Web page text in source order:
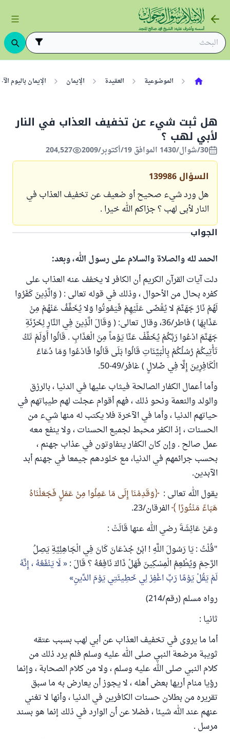
الموضوعية العقيدة الإيمان الإيمان باليوم
هل ثبت شيء عن تخفيف العذاب في النار
لأبي لهب ؟
30/شوال/1430 الموافق 19/أكتوبر/2009 204,527
السؤال 139986
هل ورد شيء صحيح أو ضعيف عن تخفيف العذاب في
النار لأبى لهب ؟ جزاكم الله خيرا .
الجواب
الحمد لله والصلاة والسلام على رسول الله، وبعد:
دلت آيات القرآن الكريم أن الكافر لا يخفف عنه العذاب على
كفره بحال من الأحوال ، وذلك في قوله تعالى : ( وَالَّذِينَ كَفَرُوا
لَهُمْ نَارُ جَهَنَّمَ لا يُقْضَى عَلَيْهِمْ فَيَمُوتُوا وَلا يُخَفَّفُ عَنْهُمْ مِنْ
عَذَابِهَا ) فاطر/36، وقال تعالى: ( وَقَالَ الَّذِينَ فِي النَّارِ لِخَزَنَةِ
جَهَنَّمَ ادْعُوا رَبَّكُمْ يُخَفِّفْ عَنَّا يَوْماً مِنَ الْعَذَابِ . قَالُوا أَوَلَمْ تَكُ
تَأْتِيكُمْ رُسُلُكُمْ بِالْبَيِّنَاتِ قَالُوا بَلَى قَالُوا فَادْعُوا وَمَا دُعَاءُ
الْكَافِرِينَ إِلَّا فِي ضَلالٍ ) غافر/49-50.
وأما أعمال الكفار الصالحة فيثاب عليها في الدنيا ، بالرزق
والولد والنعمة ونحو ذلك ، فهم أقوام عجلت لهم طيباتهم في
حياتهم الدنيا ، وأما في الآخرة فلا يكتب له منها شيء من
الحسنات ، إذ الكفر محبط لجميع الحسنات ، ولا ينفع معه
عمل صالح . وإن كان الكفار يتفاوتون في عذاب جهنم ،
بحسب جرائمهم في الدنيا، مع خلودهم جيمعا في جهنم أبد
الآبدين.
يقول الله تعالى :
وَقَدِمْنَا إِلَى مَا عَمِلُوا مِنْ عَمَلٍ فَجَعَلْنَاهُ
هَبَاءً مَنْثُورًا الفرقان/23.
وعَنْ عَائِشَةَ رضي الله عنها قَالَتْ :
"قُلْتُ : يَا رَسُولَ اللَّهِ ! ابْنُ جُدْعَانَ كَانَ فِي الْجَاهِلِيَّةِ يَصِلُ
الرَّحِمَ وَيُطْعِمُ الْمِسْكِينَ فَهَلْ ذَاكَ نَافِعُهُ ؟ قَالَ : لَا يَنْفَعُهُ ، إِنَّهُ
لَمْ يَقُلْ يَوْمًا رَبِّ اغْفِرْ لِي خَطِيئَتِي يَوْمَ الدِّينِ
رواه مسلم (رقم/214)
ثانيا :
أما ما يروى في تخفيف العذاب عن أبي لهب بسبب عتقه
ثويبة مرضعة النبي صلى الله عليه وسلم فلم يرد ذلك من
كلام النبي صلى الله عليه وسلم ، ولا من كلام الصحابة ، وإنما
رؤيا منام أريها بعض أهله ، لا يجوز أن يعارض به ما سبق
تقريره من بطلان حسنات الكافرين في الدنيا ، وأنها لا تغني
عنهم عند الله شيئا ، فضلا عن أن الوارد في ذلك إنما هو بسند
مرسل .